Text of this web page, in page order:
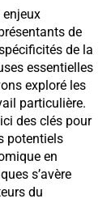
de
de la
essentielles
exploré les
particulière.
des clés pour
potentiels
en
s’avère
du